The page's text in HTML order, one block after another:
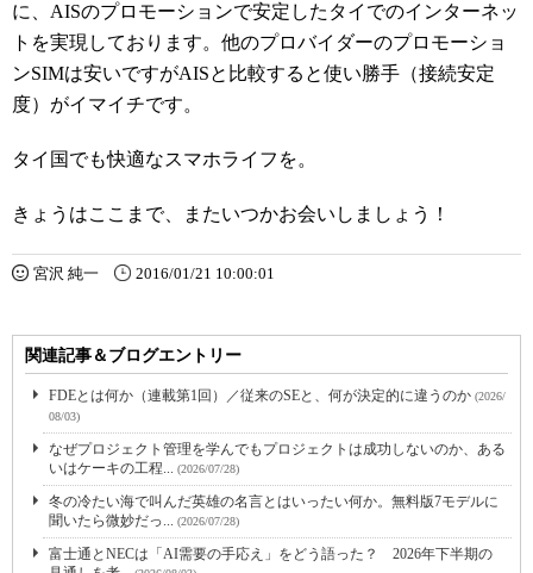
に、AISのプロモーションで安定したタイでのインターネッ
トを実現しております。他のプロバイダーのプロモーショ
ンSIMは安いですがAISと比較すると使い勝手（接続安定
度）がイマイチです。
タイ国でも快適なスマホライフを。
きょうはここまで、またいつかお会いしましょう！
宮沢 純一 2016/01/21 10:00:01
関連記事＆ブログエントリー
FDEとは何か（連載第1回）／従来のSEと、何が決定的に違うのか (2026/
08/03)
なぜプロジェクト管理を学んでもプロジェクトは成功しないのか、ある
いはケーキの工程... (2026/07/28)
冬の冷たい海で叫んだ英雄の名言とはいったい何か。無料版7モデルに
聞いたら微妙だっ... (2026/07/28)
富士通とNECは「AI需要の手応え」をどう語った？ 2026年下半期の